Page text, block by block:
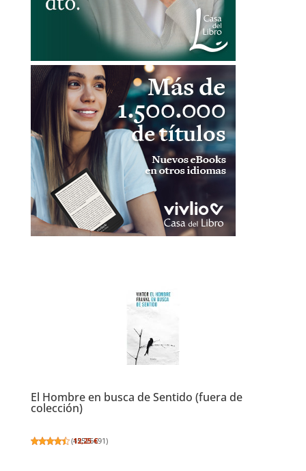
El Hombre en busca de Sentido (fuera de
colección)
(45526691)
12,25 €